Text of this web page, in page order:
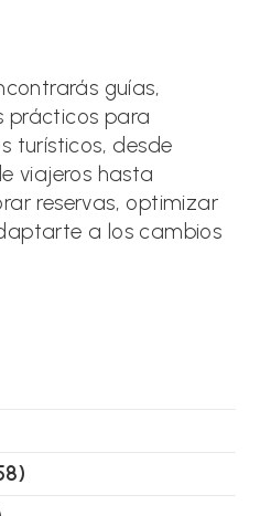
guías,
prácticos para
turísticos, desde
viajeros hasta
reservas, optimizar
a los cambios